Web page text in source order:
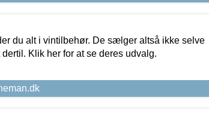
du alt i vintilbehør. De sælger altså ikke selve
Klik her for at se deres udvalg.